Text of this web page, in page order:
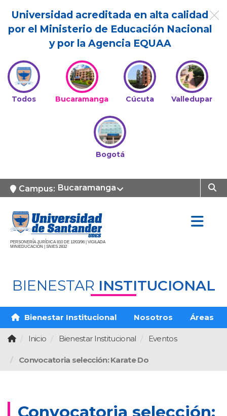
Universidad acreditada en alta calidad
por el Ministerio de Educación Nacional
y por la Agencia EQUAA
Todos Bucaramanga Cúcuta Valledupar
Bogotá
Campus: Bucaramanga
PERSONERÍA JURÍDICA 810 DE 12/03/96 | VIGILADA
MINIEDUCACIÓN | SNIES 2832
BIENESTAR INSTITUCIONAL
Bienestar Institucional Nosotros Áreas
Inicio Bienestar Institucional Eventos
Convocatoria selección: Karate Do
Convocatoria selección: